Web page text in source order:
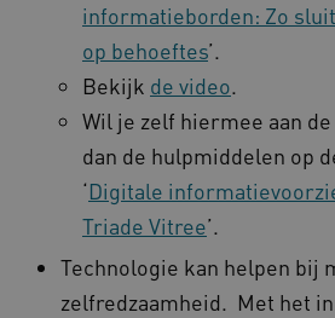
informatieborden: Zo
op behoeftes’.
Bekijk de video.
Wil je zelf hiermee aan
dan de hulpmiddelen op
‘Digitale
Triade Vitree’.
Technologie kan helpen bij
zelfredzaamheid. Met het
UMB_SESSION
ARRAffinitySameSite